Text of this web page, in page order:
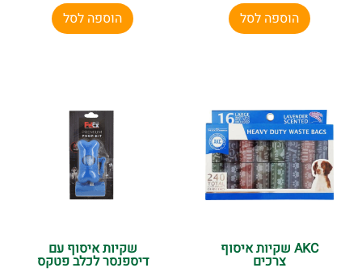
הוספה לסל הוספה לסל
AKC שקיות איסוף
צרכים
שקיות איסוף עם
דיספנסר לכלב פטקס